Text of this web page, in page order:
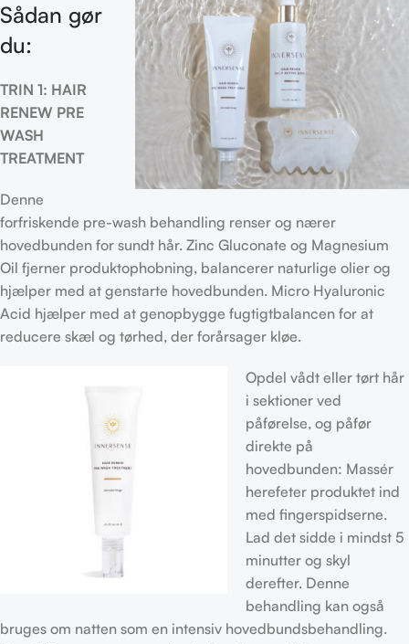
Sådan gør
du:
TRIN 1: HAIR
RENEW PRE
WASH
TREATMENT
Denne
forfriskende pre-wash behandling renser og nærer
hovedbunden for sundt hår. Zinc Gluconate og Magnesium
Oil fjerner produktophobning, balancerer naturlige olier og
hjælper med at genstarte hovedbunden. Micro Hyaluronic
Acid hjælper med at genopbygge fugtigtbalancen for at
reducere skæl og tørhed, der forårsager kløe.
Opdel vådt eller tørt hår
i sektioner ved
påførelse, og påfør
direkte på
hovedbunden: Massér
herefeter produktet ind
med fingerspidserne.
Lad det sidde i mindst 5
minutter og skyl
derefter. Denne
behandling kan også
bruges om natten som en intensiv hovedbundsbehandling.